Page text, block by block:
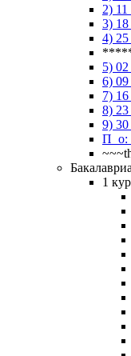
2)
3)
4)
5)
6)
7)
8)
9)
П_о:
1